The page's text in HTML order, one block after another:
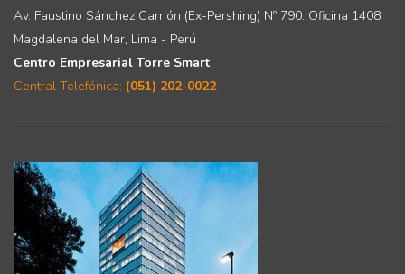
Av. Faustino Sánchez Carrión (Ex-Pershing) Nº 790. Oficina 1408
Magdalena del Mar, Lima - Perú
Centro Empresarial Torre Smart
Central Telefónica: (051) 202-0022